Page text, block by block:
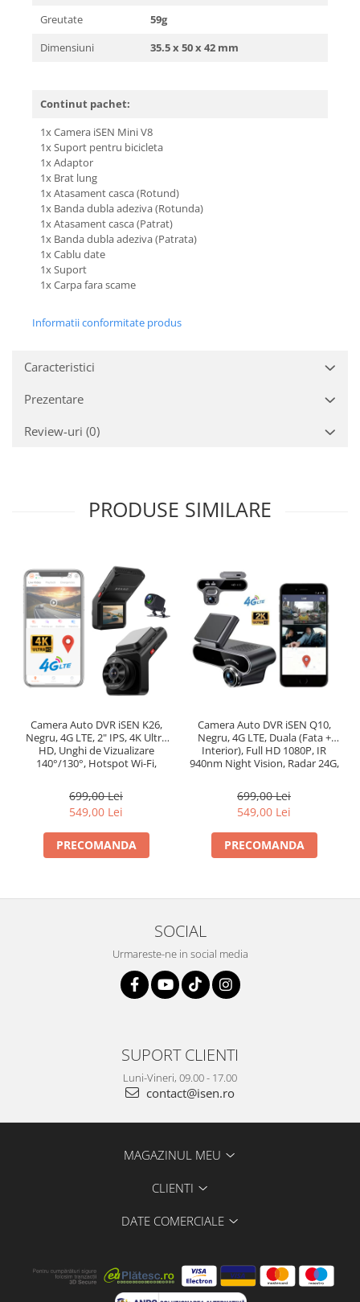
Greutate
59g
Dimensiuni
35.5 x 50 x 42 mm
Continut pachet:
1x Camera iSEN Mini V8
1x Suport pentru bicicleta
1x Adaptor
1x Brat lung
1x Atasament casca (Rotund)
1x Banda dubla adeziva (Rotunda)
1x Atasament casca (Patrat)
1x Banda dubla adeziva (Patrata)
1x Cablu date
1x Suport
1x Carpa fara scame
Informatii conformitate produs
Caracteristici
Prezentare
Review-uri (0)
PRODUSE SIMILARE
Camera Auto DVR iSEN K26,
Negru, 4G LTE, 2" IPS, 4K Ultra
HD, Unghi de Vizualizare
140°/130°, Hotspot Wi-Fi,
ADAS, BSD, G-Sensor,
Monitorizare Parcare 24H
699,00 Lei
549,00 Lei
PRECOMANDA
Camera Auto DVR iSEN Q10,
Negru, 4G LTE, Duala (Fata +
Interior), Full HD 1080P, IR
940nm Night Vision, Radar 24G,
Umana, Monitorizare Parcare
Low-Power <0.3s, GPS, Comunic
699,00 Lei
549,00 Lei
PRECOMANDA
SOCIAL
Urmareste-ne in social media
SUPORT CLIENTI
Luni-Vineri, 09.00 - 17.00
contact@isen.ro
MAGAZINUL MEU
CLIENTI
DATE COMERCIALE